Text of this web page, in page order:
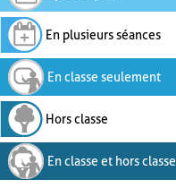
En plusieurs séances
En classe seulement
Hors classe
En classe et hors classe